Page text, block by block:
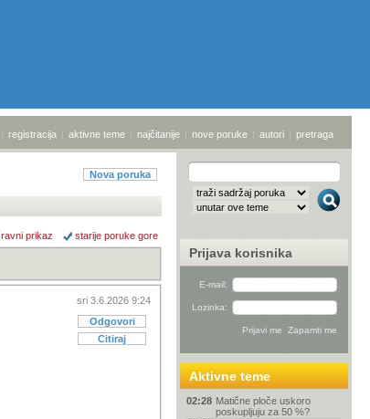
| registracija | aktivne teme | najčitanije | nove poruke | autori | pretraga
Nova poruka
ravni prikaz starije poruke gore
sri 3.6.2026 9:24
Odgovori
Citiraj
Prijava korisnika
E-mail:
Lozinka:
Aktivne teme
02:28 Matične ploče uskoro
poskupljuju za 50 %?